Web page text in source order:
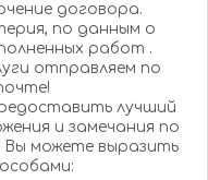
договора.
по данным о
работ .
отправляем по
лучший
и замечания по
можете выразить